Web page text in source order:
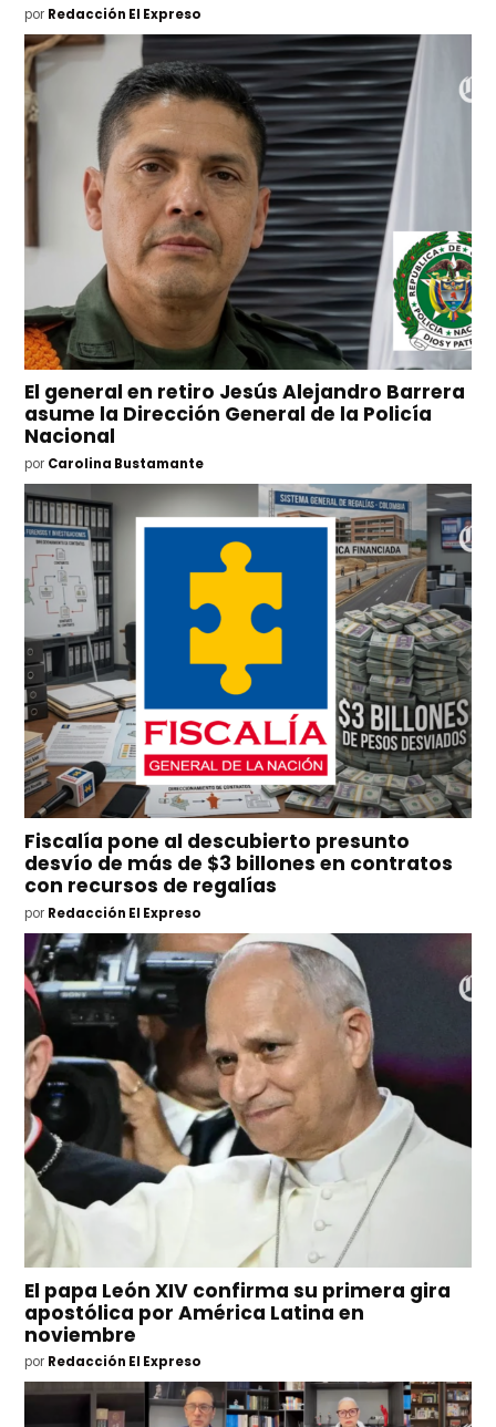
por Redacción El Expreso
El general en retiro Jesús Alejandro Barrera
asume la Dirección General de la Policía
Nacional
por Carolina Bustamante
Fiscalía pone al descubierto presunto
desvío de más de $3 billones en contratos
con recursos de regalías
por Redacción El Expreso
El papa León XIV confirma su primera gira
apostólica por América Latina en
noviembre
por Redacción El Expreso